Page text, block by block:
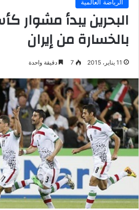
الرياضة العالمية
البحرين يبدأ مشوار
بالخسارة من إيران
11 يناير، 2015 7 دقيقة واحدة